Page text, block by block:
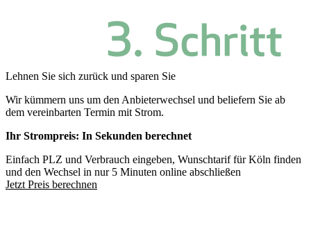
Lehnen Sie sich zurück und sparen Sie
Wir kümmern uns um den Anbieterwechsel und beliefern Sie ab
dem vereinbarten Termin mit Strom.
Ihr Strompreis: In Sekunden berechnet
Einfach PLZ und Verbrauch eingeben, Wunschtarif für Köln finden
und den Wechsel in nur 5 Minuten online abschließen
Jetzt Preis berechnen